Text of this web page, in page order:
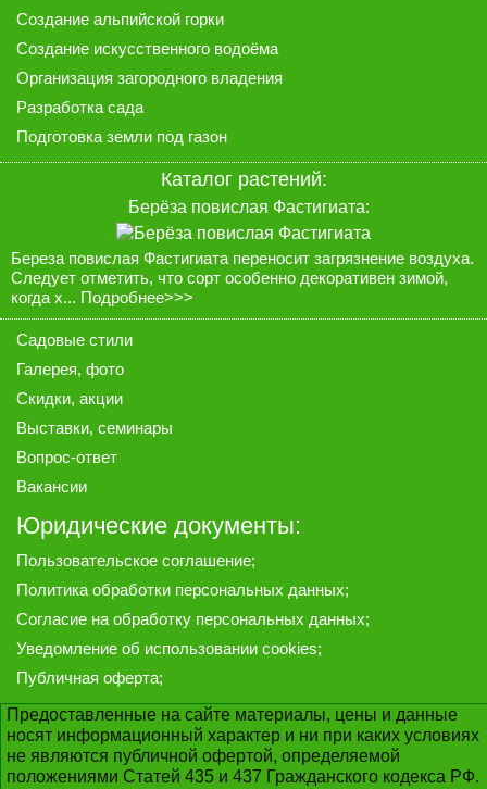
Создание альпийской горки
Создание искусственного водоёма
Организация загородного владения
Разработка сада
Подготовка земли под газон
Каталог растений:
Берёза повислая Фастигиата:
Береза повислая Фастигиата переносит загрязнение воздуха.
Следует отметить, что сорт особенно декоративен зимой,
когда х... Подробнее>>>
Садовые стили
Галерея, фото
Скидки, акции
Выставки, семинары
Вопрос-ответ
Вакансии
Юридические документы:
Пользовательское соглашение;
Политика обработки персональных данных;
Согласие на обработку персональных данных;
Уведомление об использовании cookies;
Публичная оферта;
Предоставленные на сайте материалы, цены и данные
носят информационный характер и ни при каких условиях
не являются публичной офертой, определяемой
положениями Статей 435 и 437 Гражданского кодекса РФ.